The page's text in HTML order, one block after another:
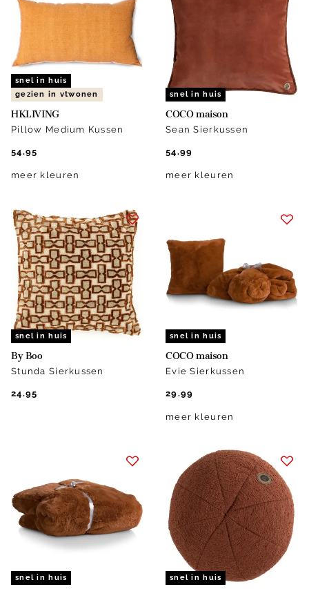
snel in huis
gezien in vtwonen
HKLIVING
Pillow Medium Kussen
54.95
meer kleuren
snel in huis
COCO maison
Sean Sierkussen
54.99
meer kleuren
snel in huis
By Boo
Stunda Sierkussen
24.95
snel in huis
COCO maison
Evie Sierkussen
29.99
meer kleuren
snel in huis snel in huis